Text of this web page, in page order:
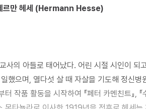
르만 헤세 (Hermann Hesse)
사의 아들로 태어났다. 어린 시절 시인이 되
했으며, 열다섯 살 때 자살을 기도해 정신병
작품 활동을 시작하여 『페터 카멘친트』, 『